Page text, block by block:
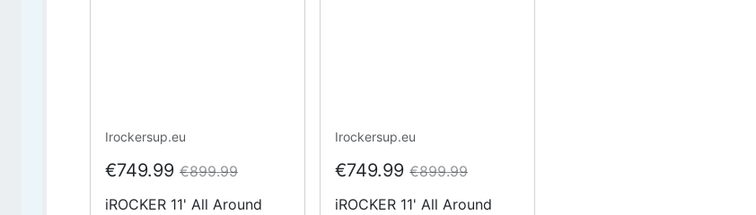
Irockersup.eu
€749.99 €899.99
iROCKER 11' All Around
Irockersup.eu
€749.99€899.99
iROCKER 11' All Around